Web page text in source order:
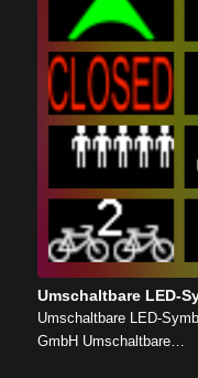
Umschaltbare LED-
Umschaltbare LED-
GmbH Umschaltbare…